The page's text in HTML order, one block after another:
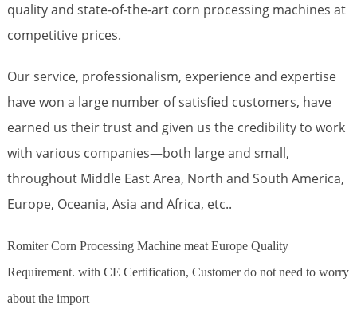
quality and state-of-the-art corn processing machines at
competitive prices.
Our service, professionalism, experience and expertise
have won a large number of satisfied customers, have
earned us their trust and given us the credibility to work
with various companies—both large and small,
throughout Middle East Area, North and South America,
Europe, Oceania, Asia and Africa, etc..
Romiter Corn Processing Machine meat Europe Quality
Requirement. with CE Certification, Customer do not need to worry
about the import